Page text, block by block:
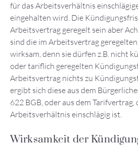
für das Arbeitsverhältnis
eingehalten wird. Die
Arbeitsvertrag geregelt sein aber
sind die im Arbeitsvertrag
wirksam, denn sie dürfen z.B. nicht
oder tariflich geregelten
Arbeitsvertrag nichts zu
ergibt sich diese aus dem
622 BGB, oder aus dem Tarifvertrag,
Arbeitsverhältnis einschlägig ist.
Wirksamkeit der